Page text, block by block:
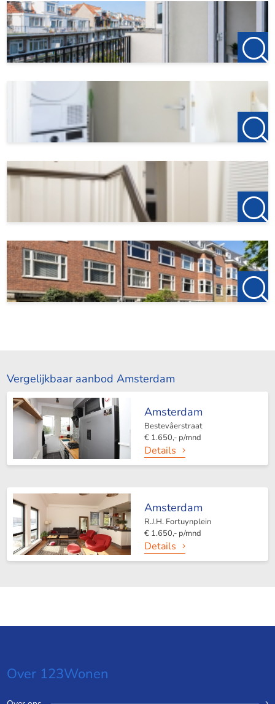
Vergelijkbaar aanbod Amsterdam
Amsterdam
Bestevâerstraat
€ 1.650,- p/mnd
Details
Amsterdam
R.J.H. Fortuynplein
€ 1.650,- p/mnd
Details
Over 123Wonen